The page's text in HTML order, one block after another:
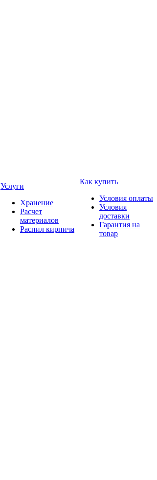
Услуги
Хранение
Расчет
материалов
Распил кирпича
Как купить
Условия оплаты
Условия
доставки
Гарантия на
товар